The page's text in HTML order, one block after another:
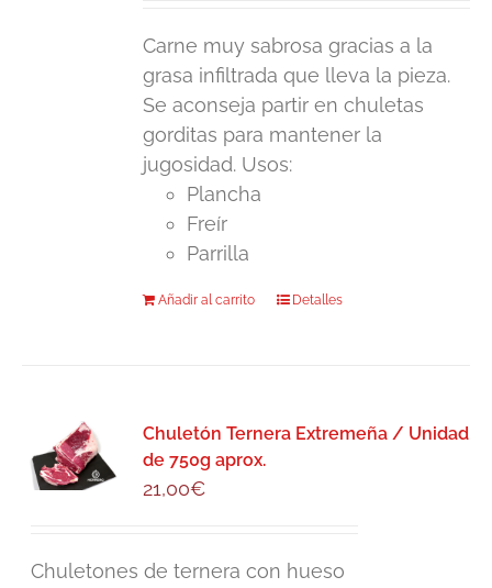
Carne muy sabrosa gracias a la
grasa infiltrada que lleva la pieza.
Se aconseja partir en chuletas
gorditas para mantener la
jugosidad. Usos:
Plancha
Freír
Parrilla
Añadir al carrito Detalles
Chuletón Ternera Extremeña / Unidad
de 750g aprox.
21,00€
Chuletones de ternera con hueso